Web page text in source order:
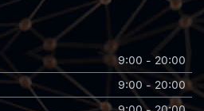
9:00 - 20:00
9:00 - 20:00